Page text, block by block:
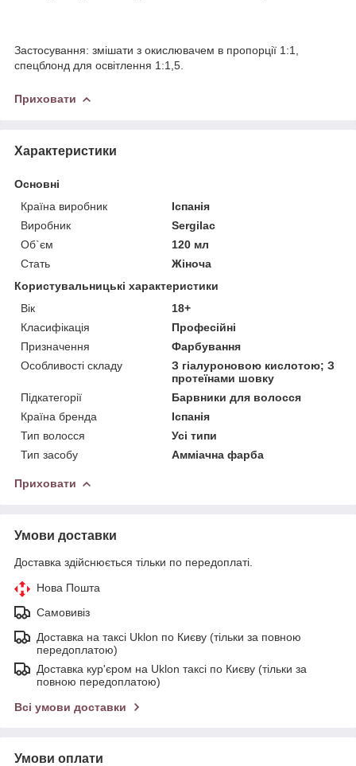
Застосування: змішати з окислювачем в пропорції 1:1,
спецблонд для освітлення 1:1,5.
Приховати
Характеристики
Основні
Країна виробник
Іспанія
Виробник
Sergilac
Об`єм
120 мл
Стать
Жіноча
Користувальницькі характеристики
Вік
18+
Класифікація
Професійні
Призначення
Фарбування
Особливості складу
З гіалуроновою кислотою; З
протеїнами шовку
Підкатегорії
Барвники для волосся
Країна бренда
Іспанія
Тип волосся
Усі типи
Тип засобу
Амміачна фарба
Приховати
Умови доставки
Доставка здійснюється тільки по передоплаті.
Нова Пошта
Самовивіз
Доставка на таксі Uklon по Києву (тільки за повною
передоплатою)
Доставка кур'єром на Uklon таксі по Києву (тільки за
повною передоплатою)
Всі умови доставки
Умови оплати